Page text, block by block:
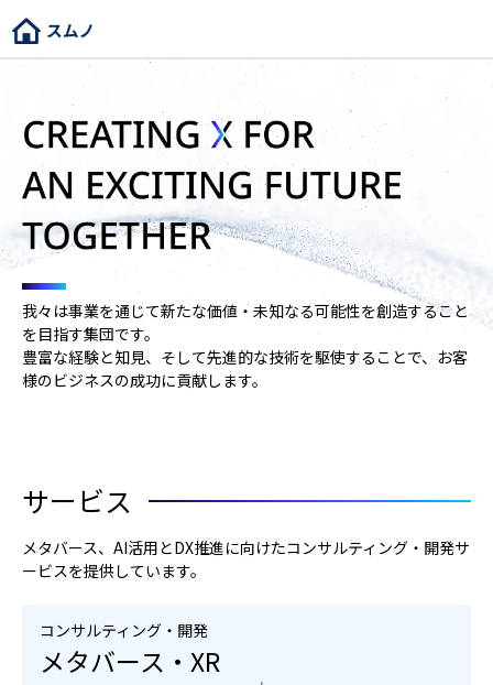
我々は事業を通じて新たな価値・未知なる可能性を創造すること
を目指す集団です。
豊富な経験と知見、そして先進的な技術を駆使することで、お客
様のビジネスの成功に貢献します。
サービス
メタバース、AI活用とDX推進に向けたコンサルティング・開発サ
ービスを提供しています。
コンサルティング・開発
メタバース・XR